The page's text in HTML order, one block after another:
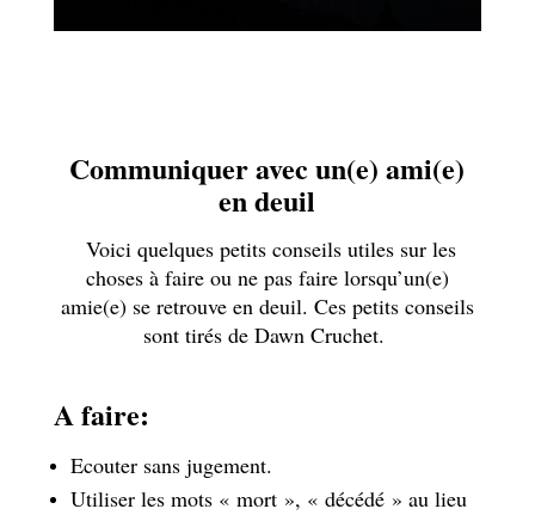
Communiquer avec un(e) ami(e)
en deuil
Voici quelques petits conseils utiles sur les
choses à faire ou ne pas faire lorsqu’un(e)
amie(e) se retrouve en deuil. Ces petits conseils
sont tirés de Dawn Cruchet.
A faire:
Ecouter sans jugement.
Utiliser les mots « mort », « décédé » au lieu